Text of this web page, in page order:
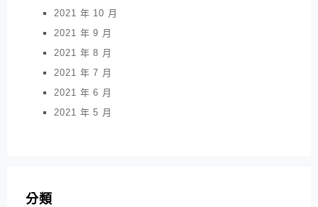
2021 年 10 月
2021 年 9 月
2021 年 8 月
2021 年 7 月
2021 年 6 月
2021 年 5 月
分類